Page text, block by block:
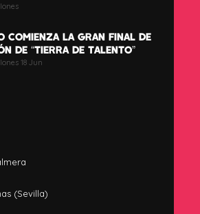
COMIENZA LA GRAN FINAL DE
DE “TIERRA DE TALENTO”
18 Jun
(Sevilla)